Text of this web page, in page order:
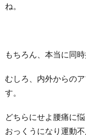
ね。
もちろん、本当に同
むしろ、内外からの
す。
どちらにせよ腰痛に
おっくうになり運動不